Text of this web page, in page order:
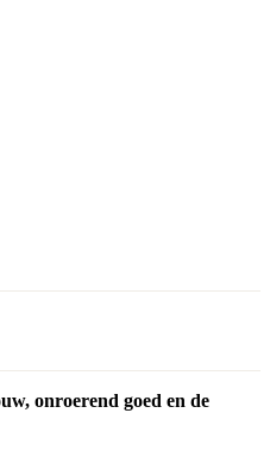
onroerend goed en de